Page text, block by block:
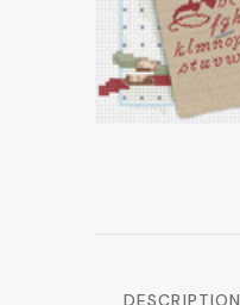
DESCRIPTION